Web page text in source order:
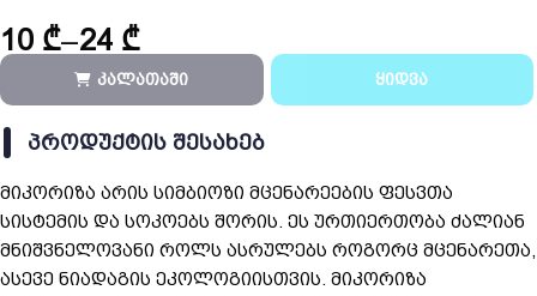
10 ₾–24 ₾
Price
range:
10 ₾
through
24 ₾
კალათაში ყიდვა
ᲞᲠᲝᲓᲣᲥᲢᲘᲡ ᲨᲔᲡᲐᲮᲔᲑ
მიკორიზა არის სიმბიოზი მცენარეების ფესვთა
სისტემის და სოკოებს შორის. ეს ურთიერთობა ძალიან
მნიშვნელოვანი როლს ასრულებს როგორც მცენარეთა,
ასევე ნიადაგის ეკოლოგიისთვის. მიკორიზა